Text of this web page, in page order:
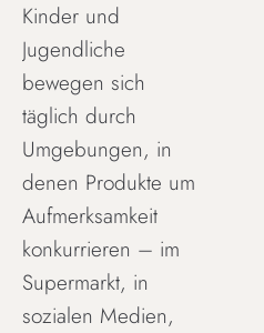
Kinder und
Jugendliche
bewegen sich
täglich durch
Umgebungen, in
denen Produkte um
Aufmerksamkeit
konkurrieren – im
Supermarkt, in
sozialen Medien,